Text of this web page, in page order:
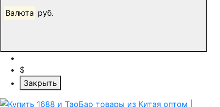
Валюта руб.
$
Закрыть